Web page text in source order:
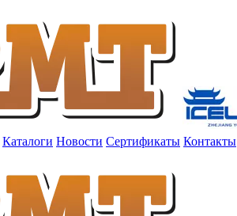
Каталоги Новости Сертификаты Контакты